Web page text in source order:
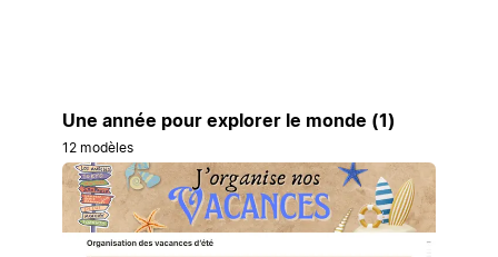
Une année pour explorer le monde (1)
12 modèles